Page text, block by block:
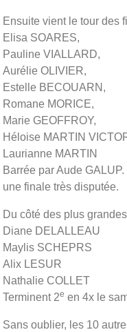
Ensuite vient le tour des
Elisa SOARES,
Pauline VIALLARD,
Aurélie OLIVIER,
Estelle BECOUARN,
Romane MORICE,
Marie GEOFFROY,
Héloise MARTIN
Laurianne MARTIN
Barrée par Aude
une finale très disputée.
Du côté des plus
Diane DELALLEAU
Maylis SCHEPRS
Alix LESUR
Nathalie COLLET
Terminent 2e en 4x le
Sans oublier, les 10